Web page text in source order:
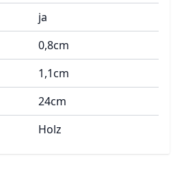
ja
0,8cm
1,1cm
24cm
Holz